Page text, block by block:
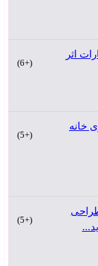
اثر
+6
خانه
+5
طراحی
+5